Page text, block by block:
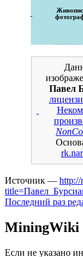
Павел
Источник —
Последний раз
MiningWiki
Если не указано